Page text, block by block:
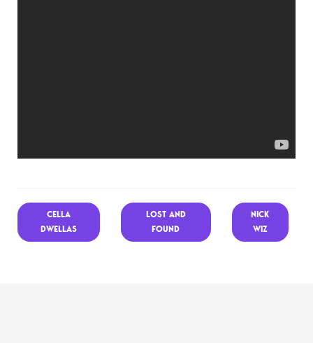
CELLA
DWELLAS
LOST AND
FOUND
NICK
WIZ